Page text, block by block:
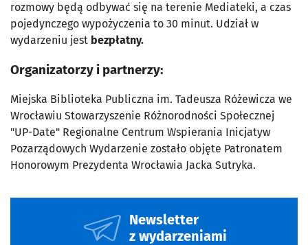
rozmowy będą odbywać się na terenie Mediateki, a czas
pojedynczego wypożyczenia to 30 minut. Udział w
wydarzeniu jest bezpłatny.
Organizatorzy i partnerzy:
Miejska Biblioteka Publiczna im. Tadeusza Różewicza we
Wrocławiu Stowarzyszenie Różnorodności Społecznej
"UP-Date" Regionalne Centrum Wspierania Inicjatyw
Pozarządowych Wydarzenie zostało objęte Patronatem
Honorowym Prezydenta Wrocławia Jacka Sutryka.
Newsletter
z wydarzeniami